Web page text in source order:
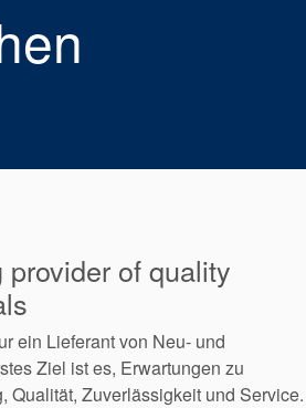
of quality
ein Lieferant von Neu- und
Ziel ist es, Erwartungen zu
Qualität, Zuverlässigkeit und Service.